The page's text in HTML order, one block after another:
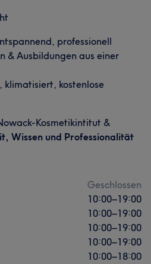
professionell
& Ausbildungen aus einer
klimatisiert, kostenlose
Kosmetikintitut &
Wissen und Professionalität
Geschlossen
10:00–19:00
10:00–19:00
10:00–19:00
10:00–19:00
10:00–18:00